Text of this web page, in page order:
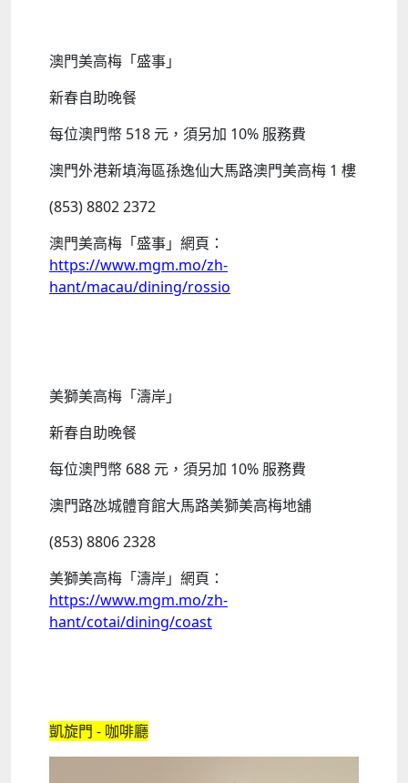
澳門美高梅「盛事」
新春自助晚餐
每位澳門幣 518 元，須另加 10% 服務費
澳門外港新填海區孫逸仙大馬路澳門美高梅 1 樓
(853) 8802 2372
澳門美高梅「盛事」網頁：
https://www.mgm.mo/zh-
hant/macau/dining/rossio
美獅美高梅「濤岸」
新春自助晚餐
每位澳門幣 688 元，須另加 10% 服務費
澳門路氹城體育館大馬路美獅美高梅地舖
(853) 8806 2328
美獅美高梅「濤岸」網頁：
https://www.mgm.mo/zh-
hant/cotai/dining/coast
凱旋門 - 咖啡廳